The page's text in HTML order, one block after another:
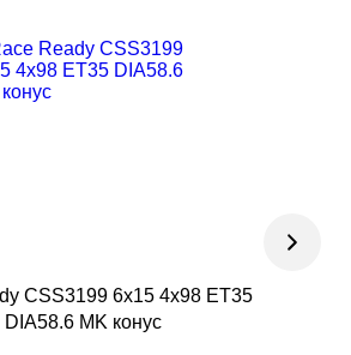
CSS3199 6x15 4x98 ET35
DIA58.6 MK конус